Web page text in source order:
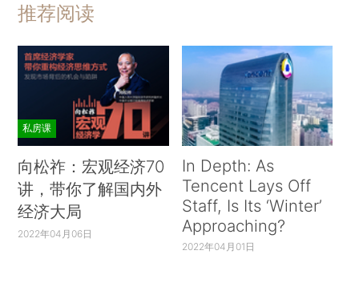
推荐阅读
私房课
向松祚：宏观经济70
讲，带你了解国内外
经济大局
2022年04月06日
In Depth: As
Tencent Lays Off
Staff, Is Its ‘Winter’
Approaching?
2022年04月01日